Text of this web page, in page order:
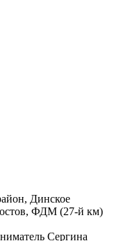
Динское
ФДМ (27-й км)
Сергина